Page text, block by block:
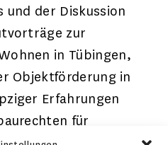
und der Diskussion
zur
in Tübingen,
Objektförderung in
Erfahrungen
für